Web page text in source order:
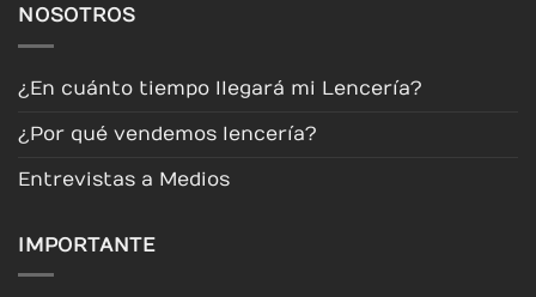
NOSOTROS
¿En cuánto tiempo llegará mi Lencería?
¿Por qué vendemos lencería?
Entrevistas a Medios
IMPORTANTE